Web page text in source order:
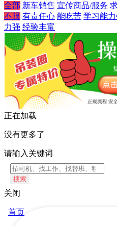
全部 新车销售 宣传商品/服务
不限 有责任心 能吃苦 学习能力
力强 经验丰富
正在加载
没有更多了
请输入关键词
搜索
关闭
首页